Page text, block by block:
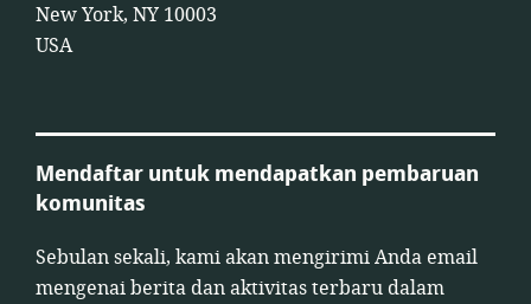
New York, NY 10003
USA
Mendaftar untuk mendapatkan pembaruan
komunitas
Sebulan sekali, kami akan mengirimi Anda email
mengenai berita dan aktivitas terbaru dalam